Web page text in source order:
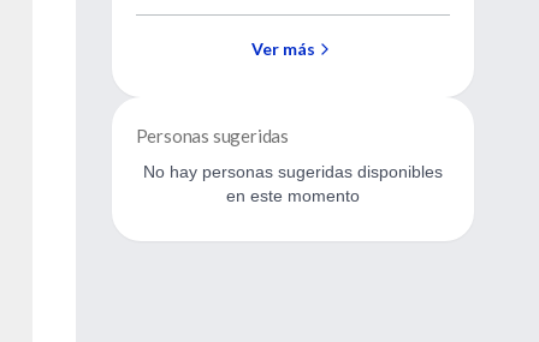
Ver más
Personas sugeridas
No hay personas sugeridas disponibles
en este momento